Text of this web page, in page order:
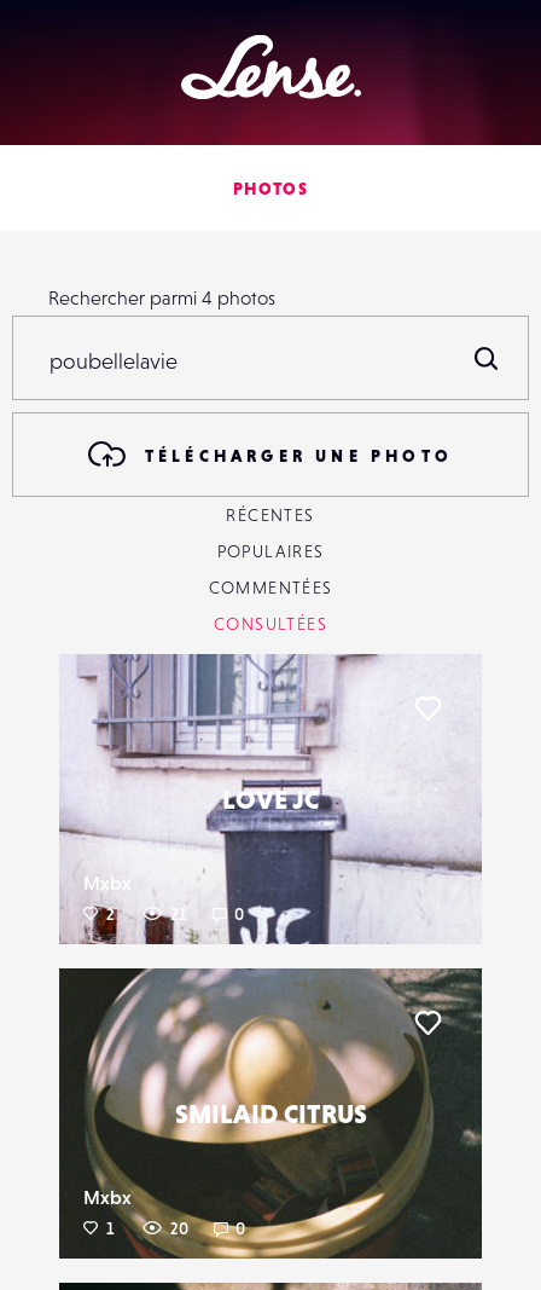
Lense
PHOTOS
Rechercher parmi 4 photos
TÉLÉCHARGER UNE PHOTO
RÉCENTES
POPULAIRES
COMMENTÉES
CONSULTÉES
LOVE JC
Mxbx
2 21 0
SMILAID CITRUS
Mxbx
1 20 0
Liker